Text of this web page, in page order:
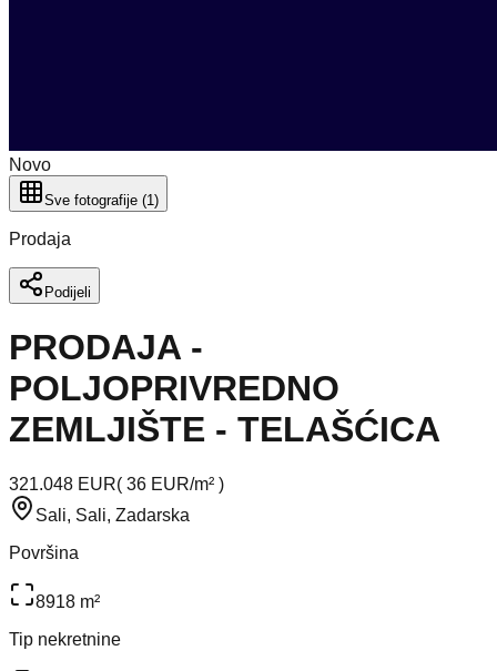
Novo
Sve fotografije (1)
Prodaja
Podijeli
PRODAJA -
POLJOPRIVREDNO
ZEMLJIŠTE - TELAŠĆICA
321.048 EUR( 36 EUR/m² )
Sali, Sali, Zadarska
Površina
8918 m²
Tip nekretnine